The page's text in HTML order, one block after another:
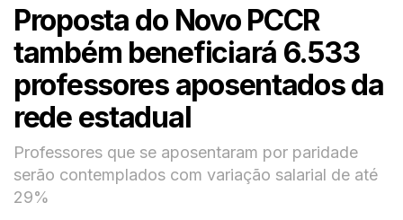
Proposta do Novo PCCR
também beneficiará 6.533
professores aposentados da
rede estadual
Professores que se aposentaram por paridade
serão contemplados com variação salarial de até
29%